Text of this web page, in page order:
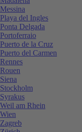
Messina
Playa del Ingles
Ponta Delgada
Portoferraio
Puerto de la Cruz
Puerto del Carmen
Rennes
Rouen
Siena
Stockholm
Syrakus
Weil am Rhein
Wien
Zagreb